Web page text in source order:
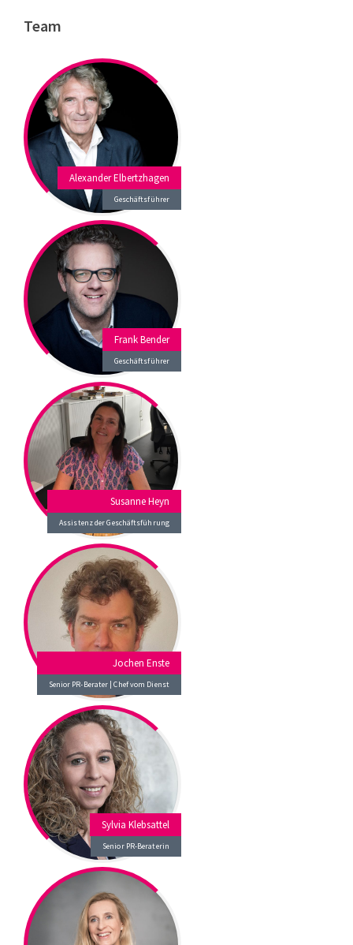
Team
Alexander Elbertzhagen
Geschäftsführer
Frank Bender
Geschäftsführer
Susanne Heyn
Assistenz der Geschäftsführung
Jochen Enste
Senior PR-Berater | Chef vom Dienst
Sylvia Klebsattel
Senior PR-Beraterin